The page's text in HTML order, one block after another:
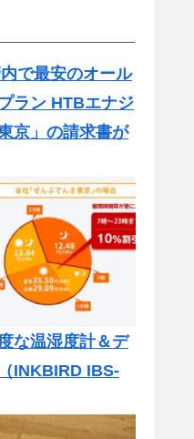
で最安のオール
ラン HTBエナジ
京」の請求書が
な温湿度計＆デ
INKBIRD IBS-